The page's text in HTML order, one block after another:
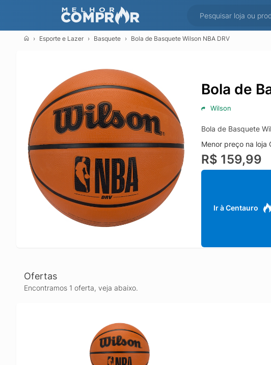
Esporte e Lazer Basquete Bola de Basquete Wilson NBA DRV
Bola de
Wilson
Bola de Basquete
Menor preço na loja
R$ 159,99
Ir à Centauro
Ofertas
Encontramos 1 oferta, veja abaixo.